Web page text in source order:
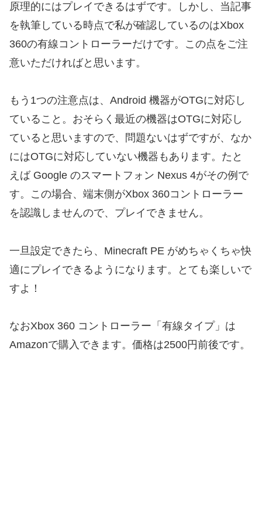
原理的にはプレイできるはずです。しかし、当記事
を執筆している時点で私が確認しているのはXbox
360の有線コントローラーだけです。この点をご注
意いただければと思います。
もう1つの注意点は、Android 機器がOTGに対応し
ていること。おそらく最近の機器はOTGに対応し
ていると思いますので、問題ないはずですが、なか
にはOTGに対応していない機器もあります。たと
えば Google のスマートフォン Nexus 4がその例で
す。この場合、端末側がXbox 360コントローラー
を認識しませんので、プレイできません。
一旦設定できたら、Minecraft PE がめちゃくちゃ快
適にプレイできるようになります。とても楽しいで
すよ！
なおXbox 360 コントローラー「有線タイプ」は
Amazonで購入できます。価格は2500円前後です。